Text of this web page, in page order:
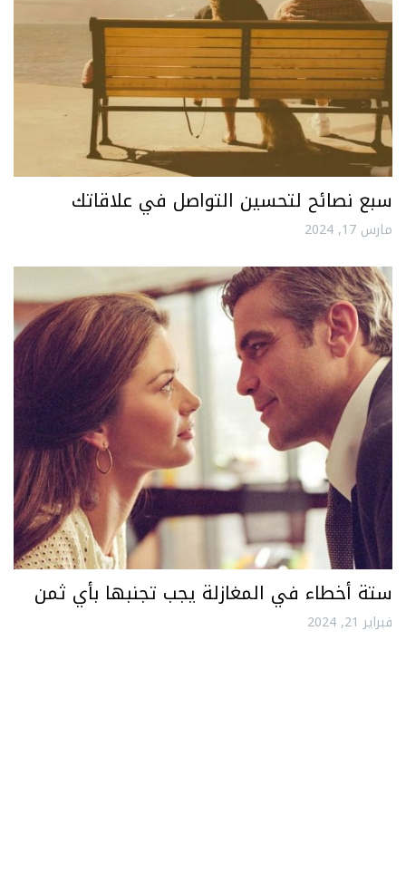
سبع نصائح لتحسين التواصل في علاقاتك
مارس 17, 2024
ستة أخطاء في المغازلة يجب تجنبها بأي ثمن
فبراير 21, 2024